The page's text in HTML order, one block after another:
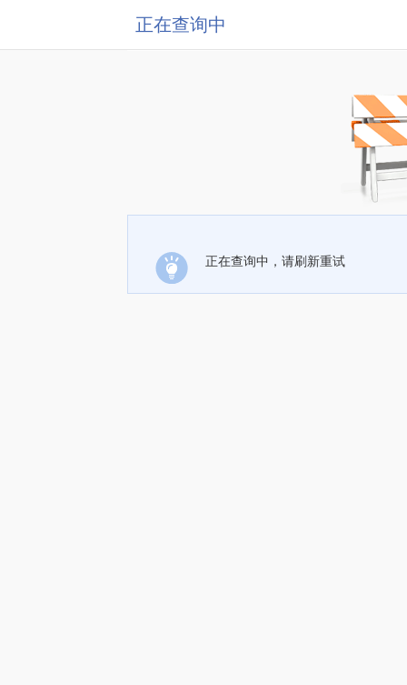
正在查询中
正在查询中，请刷新重试